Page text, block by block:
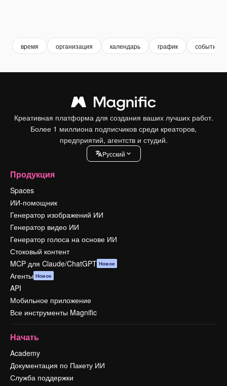
время организация календарь график события
Креативная платформа для создания ваших лучших работ.
Более 1 миллиона подписчиков среди креаторов,
предприятий, агентств и студий.
Pусский
Продукция
Spaces
ИИ-помощник
Генератор изображений ИИ
Генератор видео ИИ
Генератор голоса на основе ИИ
Стоковый контент
MCP для Claude/ChatGPT Новое
Агенты Новое
API
Мобильное приложение
Все инструменты Magnific
Начать
Academy
Документация по Пакету ИИ
Служба поддержки